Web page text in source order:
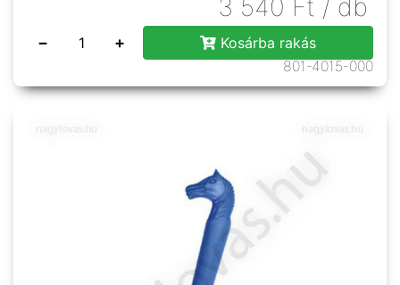
3 540 Ft / db
− +
Kosárba rakás
801-4015-000